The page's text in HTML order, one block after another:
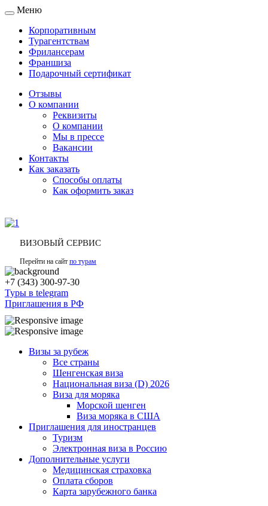
Toggle
navigation
Меню
Корпоративным
Турагентствам
Фрилансерам
Франшиза
Подарочный сертификат
Отзывы
О компании
Реквизиты
О компании
Мы в прессе
Вакансии
Контакты
Как заказать
Способы оплаты
Как оформить заказ
ВИЗОВЫЙ СЕРВИС
Перейти на сайт по турам
+7 (343) 300-97-30
Туры в telegram
Приглашения в РФ
Визы за рубеж
Все страны
Шенгенская виза
Национальная виза (D) 2026
Виза для моряка
Морской шенген
Виза моряка в США
Приглашения для иностранцев
Туризм
Электронная виза в Россию
Дополнительные услуги
Медицинская страховка
Оплата сборов
Карта зарубежного банка